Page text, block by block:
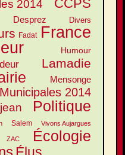
2014 CCPS
Desprez Divers
Fadat France
Humour
Lamadie
Mensonge
Municipales 2014
Politique
Salem Vivons Aujargues
ZAC Écologie